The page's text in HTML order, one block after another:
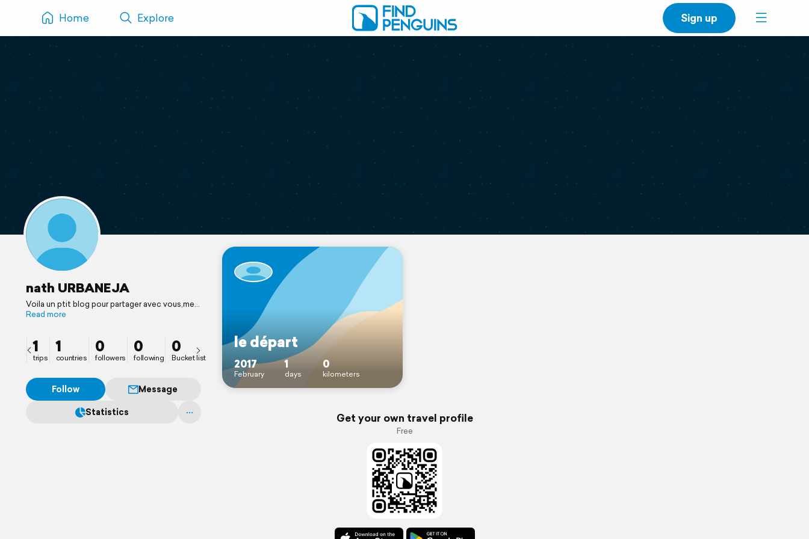
Home Explore Sign up
nath URBANEJA
Voila un ptit blog pour partager avec vous,mes
proches, famille, amis, connaissances et
j'aime tant et qui a toujours été ma passion.
Read more
1
trips
1
countries
0
followers
0
following
0
Bucket list
Follow
Message
Statistics
le départ
2017
February
1
days
0
kilometers
Get your own travel profile
Free